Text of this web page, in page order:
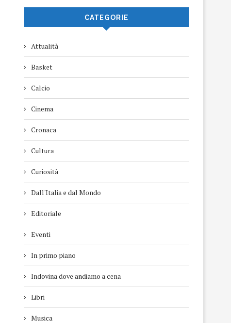
CATEGORIE
Attualità
Basket
Calcio
Cinema
Cronaca
Cultura
Curiosità
Dall'Italia e dal Mondo
Editoriale
Eventi
In primo piano
Indovina dove andiamo a cena
Libri
Musica